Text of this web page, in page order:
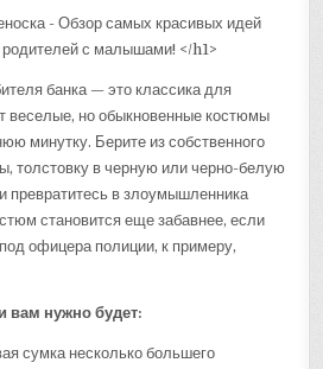
банка — это классика для
веселые, но обыкновенные костюмы
минутку. Берите из собственного
толстовку в черную или черно-белую
превратитесь в злоумышленника
становится еще забавнее, если
офицера полиции, к примеру,
вам нужно будет:
сумка несколько большего